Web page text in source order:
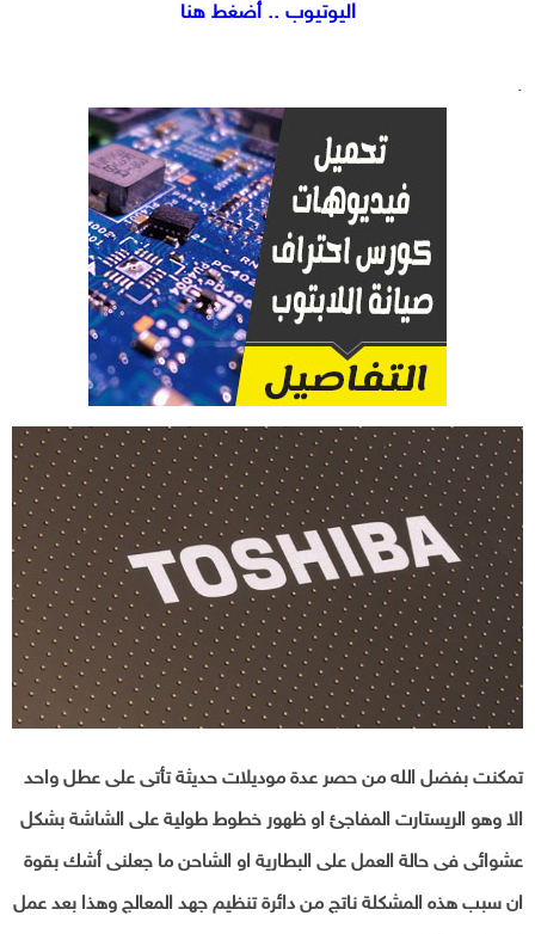
اليوتيوب .. أضغط هنا
.
تمكنت بفضل الله من حصر عدة موديلات حديثة تأتى على عطل واحد
الا وهو الريستارت المفاجئ او ظهور خطوط طولية على الشاشة بشكل
عشوائى فى حالة العمل على البطارية او الشاحن ما جعلنى أشك بقوة
ان سبب هذه المشكلة ناتج من دائرة تنظيم جهد المعالج وهذا بعد عمل